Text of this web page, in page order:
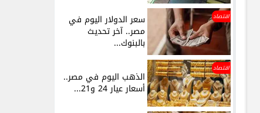
اقتصاد سعر الدولار اليوم في
مصر.. آخر تحديث
بالبنوك...
اقتصاد
الذهب اليوم في مصر..
أسعار عيار 24 و21...